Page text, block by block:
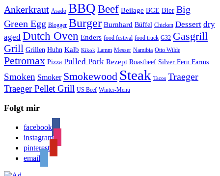
Ankerkraut Asado BBQBeef Beilage BGE Bier Big
Green Egg Blogger Burger Burnhard Büffel Chicken Dessert dry
aged Dutch Oven Enders food festival food truck G32 Gasgrill
Grill Grillen Huhn Kalb Kikok Lamm Messer Namibia Otto Wilde
Petromax Pizza Pulled Pork Rezept Roastbeef Silver Fern Farms
Smoken Smoker Smokewood Steak Tacos Traeger
Traeger Pellet Grill US Beef Winter-Menü
Folgt mir
facebook
instagram
pinterest
email